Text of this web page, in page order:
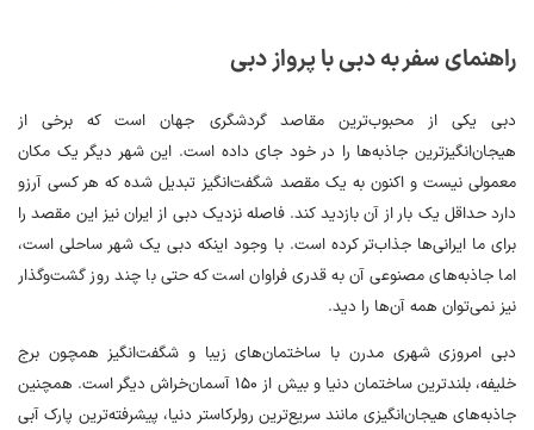
راهنمای سفر به دبی با پرواز دبی
دبی یکی از محبوب‌ترین مقاصد گردشگری جهان است که برخی از
هیجان‌انگیزترین جاذبه‌ها را در خود جای داده است. این شهر دیگر یک مکان
معمولی نیست و اکنون به یک مقصد شگفت‌انگیز تبدیل شده که هر کسی آرزو
دارد حداقل یک بار از آن بازدید کند. فاصله نزدیک دبی از ایران نیز این مقصد را
برای ما ایرانی‌ها جذاب‌تر کرده است. با وجود اینکه دبی یک شهر ساحلی است،
اما جاذبه‌های مصنوعی آن به قدری فراوان است که حتی با چند روز گشت‌وگذار
نیز نمی‌توان همه آن‌ها را دید.
دبی امروزی شهری مدرن با ساختمان‌های زیبا و شگفت‌انگیز همچون برج
خلیفه، بلندترین ساختمان دنیا و بیش از ۱۵۰ آسمان‌خراش دیگر است. همچنین
جاذبه‌های هیجان‌انگیزی مانند سریع‌ترین رولرکاستر دنیا، پیشرفته‌ترین پارک آبی